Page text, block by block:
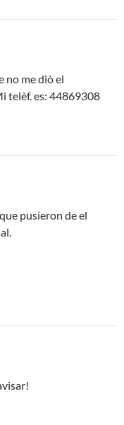
no me diò el
telèf. es: 44869308
pusieron de el